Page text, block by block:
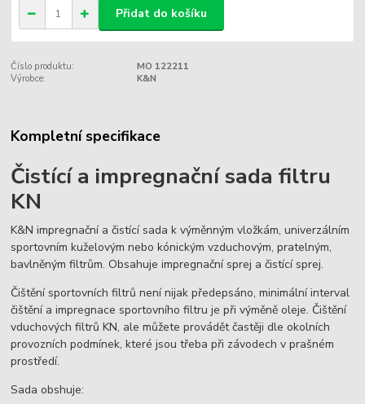
Přidat do košíku
Číslo produktu:
MO 122211
Výrobce:
K&N
Kompletní specifikace
Čistící a impregnační sada filtru
KN
K&N impregnační a čistící sada k výměnným vložkám, univerzálním
sportovním kuželovým nebo kónickým vzduchovým, pratelným,
bavlněným filtrům. Obsahuje impregnační sprej a čistící sprej.
Čištění sportovních filtrů není nijak předepsáno, minimální interval
čištění a impregnace sportovního filtru je při výměně oleje. Čištění
vduchových filtrů KN, ale můžete provádět častěji dle okolních
provozních podmínek, které jsou třeba při závodech v prašném
prostředí.
Sada obshuje: